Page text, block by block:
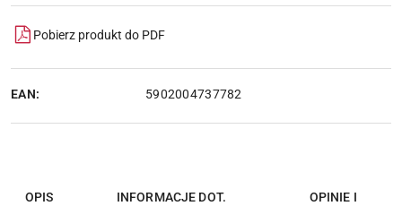
Pobierz produkt do PDF
EAN: 5902004737782
OPIS INFORMACJE DOT. OPINIE I